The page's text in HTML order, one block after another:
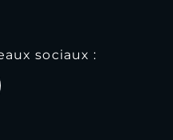
sociaux :